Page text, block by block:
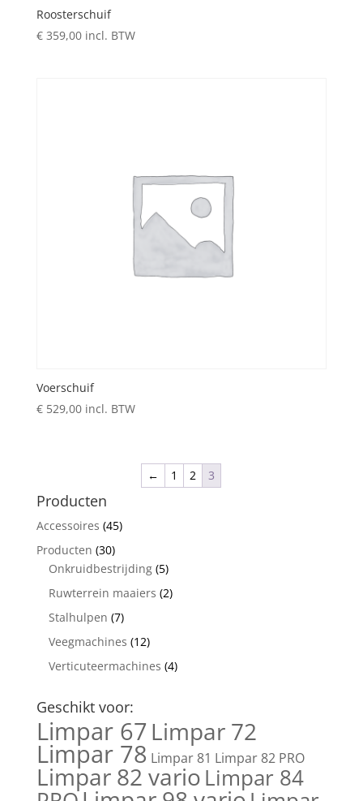
Roosterschuif
€359,00 incl. BTW
Voerschuif
€529,00 incl. BTW
← 1 2 3
Producten
Accessoires (45)
Producten (30)
Onkruidbestrijding (5)
Ruwterrein maaiers (2)
Stalhulpen (7)
Veegmachines (12)
Verticuteermachines (4)
Geschikt voor:
Limpar 67 Limpar 72
Limpar 78 Limpar 81 Limpar 82 PRO
Limpar 82 varioLimpar 84